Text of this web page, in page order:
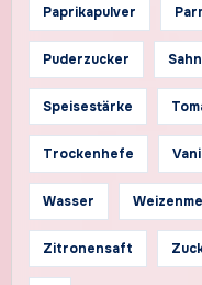
Paprikapulver
Puderzucker
Speisestärke
Trockenhefe
Wasser
Zitronensaft